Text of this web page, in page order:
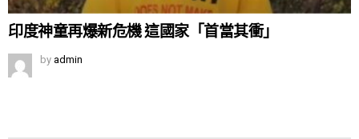
印度神童再爆新危機 這國家「首當其衝」
by admin